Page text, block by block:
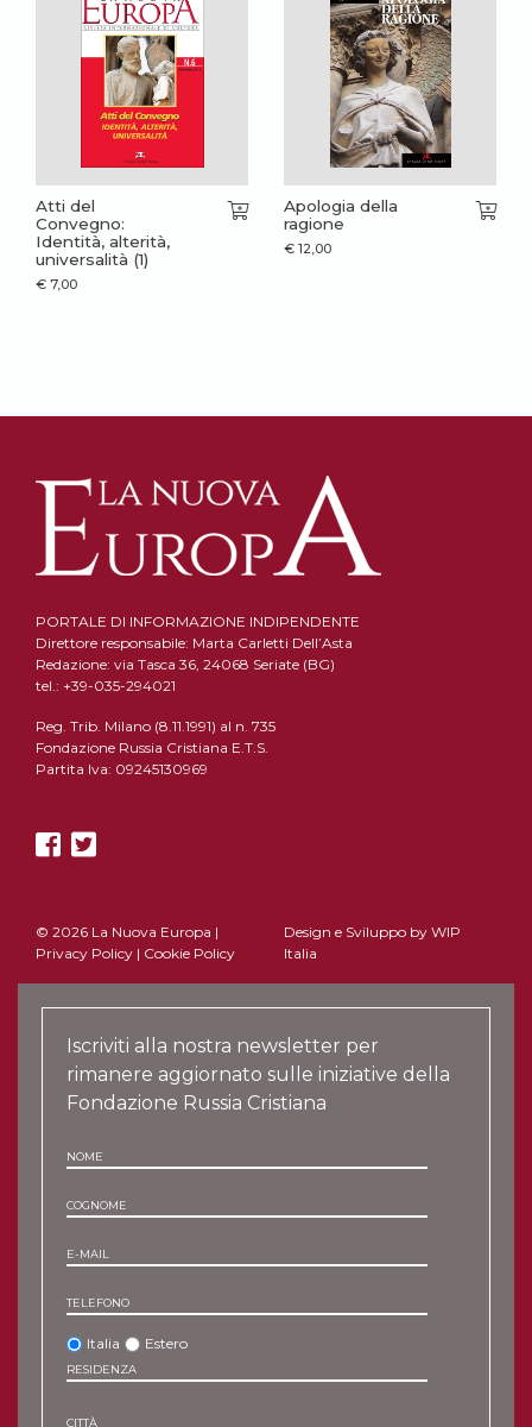
Atti del
Convegno:
Identità, alterità,
universalità (1)
€ 7,00
Apologia della
ragione
€ 12,00
PORTALE DI INFORMAZIONE INDIPENDENTE
Direttore responsabile: Marta Carletti Dell’Asta
Redazione: via Tasca 36, 24068 Seriate (BG)
tel.: +39-035-294021
Reg. Trib. Milano (8.11.1991) al n. 735
Fondazione Russia Cristiana E.T.S.
Partita Iva: 09245130969
© 2026 La Nuova Europa |
Privacy Policy | Cookie Policy
Design e Sviluppo by WIP
Italia
Iscriviti alla nostra newsletter per
rimanere aggiornato sulle iniziative della
Fondazione Russia Cristiana
NOME
COGNOME
E-MAIL
TELEFONO
Italia Estero
RESIDENZA
CITTÀ